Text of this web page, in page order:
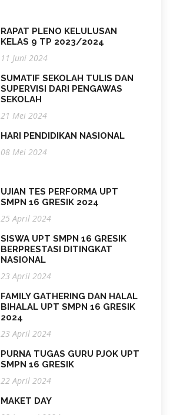
RAPAT PLENO KELULUSAN
KELAS 9 TP 2023/2024
11 Juni 2024
SUMATIF SEKOLAH TULIS DAN
SUPERVISI DARI PENGAWAS
SEKOLAH
21 Mei 2024
HARI PENDIDIKAN NASIONAL
08 Mei 2024
UJIAN TES PERFORMA UPT
SMPN 16 GRESIK 2024
25 April 2024
SISWA UPT SMPN 16 GRESIK
BERPRESTASI DITINGKAT
NASIONAL
23 April 2024
FAMILY GATHERING DAN HALAL
BIHALAL UPT SMPN 16 GRESIK
2024
23 April 2024
PURNA TUGAS GURU PJOK UPT
SMPN 16 GRESIK
22 April 2024
MAKET DAY